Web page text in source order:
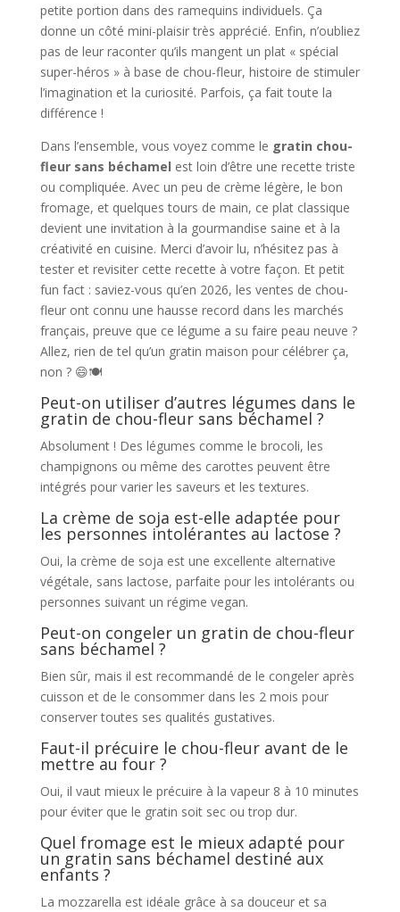
petite portion dans des ramequins individuels. Ça
donne un côté mini-plaisir très apprécié. Enfin, n’oubliez
pas de leur raconter qu’ils mangent un plat « spécial
super-héros » à base de chou-fleur, histoire de stimuler
l’imagination et la curiosité. Parfois, ça fait toute la
différence !
Dans l’ensemble, vous voyez comme le gratin chou-
fleur sans béchamel est loin d’être une recette triste
ou compliquée. Avec un peu de crème légère, le bon
fromage, et quelques tours de main, ce plat classique
devient une invitation à la gourmandise saine et à la
créativité en cuisine. Merci d’avoir lu, n’hésitez pas à
tester et revisiter cette recette à votre façon. Et petit
fun fact : saviez-vous qu’en 2026, les ventes de chou-
fleur ont connu une hausse record dans les marchés
français, preuve que ce légume a su faire peau neuve ?
Allez, rien de tel qu’un gratin maison pour célébrer ça,
non ? 😄🍽️
Peut-on utiliser d’autres légumes dans le
gratin de chou-fleur sans béchamel ?
Absolument ! Des légumes comme le brocoli, les
champignons ou même des carottes peuvent être
intégrés pour varier les saveurs et les textures.
La crème de soja est-elle adaptée pour
les personnes intolérantes au lactose ?
Oui, la crème de soja est une excellente alternative
végétale, sans lactose, parfaite pour les intolérants ou
personnes suivant un régime vegan.
Peut-on congeler un gratin de chou-fleur
sans béchamel ?
Bien sûr, mais il est recommandé de le congeler après
cuisson et de le consommer dans les 2 mois pour
conserver toutes ses qualités gustatives.
Faut-il précuire le chou-fleur avant de le
mettre au four ?
Oui, il vaut mieux le précuire à la vapeur 8 à 10 minutes
pour éviter que le gratin soit sec ou trop dur.
Quel fromage est le mieux adapté pour
un gratin sans béchamel destiné aux
enfants ?
La mozzarella est idéale grâce à sa douceur et sa